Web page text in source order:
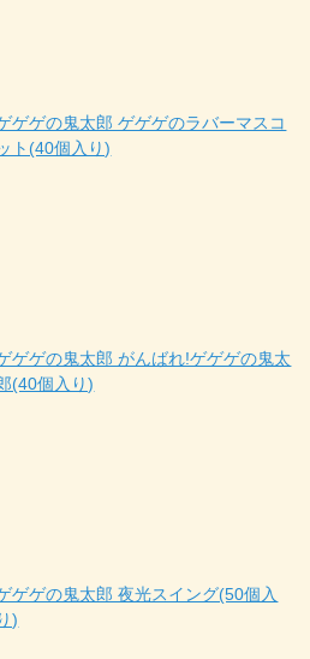
ゲゲの鬼太郎 ゲゲゲのラバーマスコ
ト(40個入り)
ゲゲの鬼太郎 がんばれ!ゲゲゲの鬼太
(40個入り)
ゲゲの鬼太郎 夜光スイング(50個入
り)